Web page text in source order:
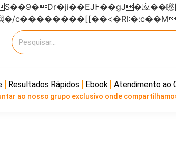
Resultados Rápidos Ebook Atendimento ao
ao nosso grupo exclusivo onde